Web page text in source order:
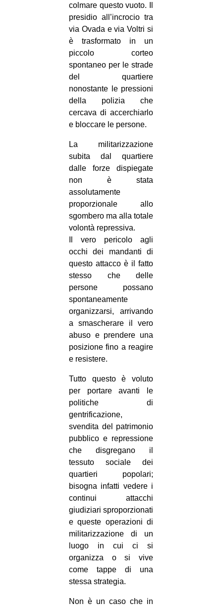
colmare questo vuoto. Il
presidio all’incrocio tra
via Ovada e via Voltri si
è trasformato in un
piccolo corteo
spontaneo per le strade
del quartiere
nonostante le pressioni
della polizia che
cercava di accerchiarlo
e bloccare le persone.
La militarizzazione
subita dal quartiere
dalle forze dispiegate
non è stata
assolutamente
proporzionale allo
sgombero ma alla totale
volontà repressiva.
Il vero pericolo agli
occhi dei mandanti di
questo attacco è il fatto
stesso che delle
persone possano
spontaneamente
organizzarsi, arrivando
a smascherare il vero
abuso e prendere una
posizione fino a reagire
e resistere.
Tutto questo è voluto
per portare avanti le
politiche di
gentrificazione,
svendita del patrimonio
pubblico e repressione
che disgregano il
tessuto sociale dei
quartieri popolari;
bisogna infatti vedere i
continui attacchi
giudiziari sproporzionati
e queste operazioni di
militarizzazione di un
luogo in cui ci si
organizza o si vive
come tappe di una
stessa strategia.
Non è un caso che in